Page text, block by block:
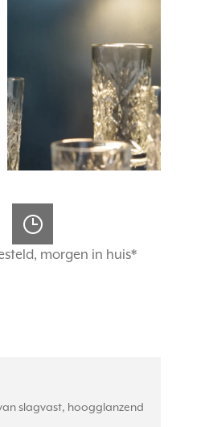
morgen in huis*
slagvast, hoogglanzend